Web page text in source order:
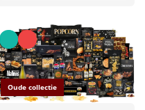
Oude collectie